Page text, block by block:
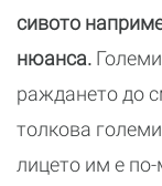
сивото
нюанса.
раждането до
толкова
лицето им е